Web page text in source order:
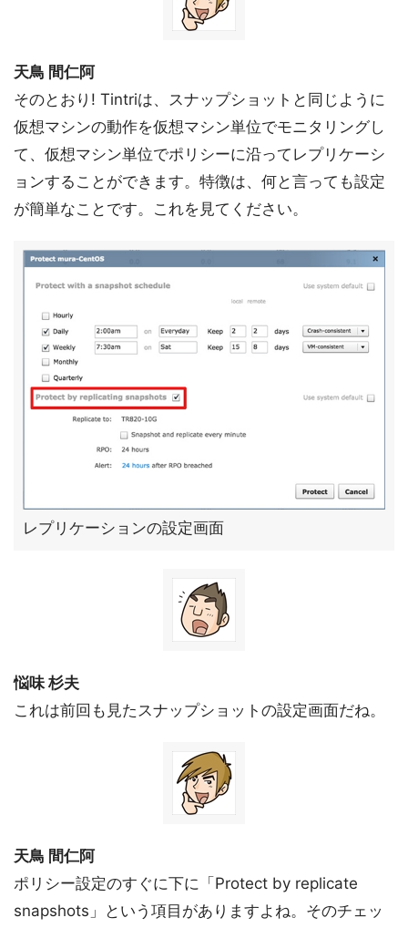
天鳥 間仁阿
そのとおり! Tintriは、スナップショットと同じように
仮想マシンの動作を仮想マシン単位でモニタリングし
て、仮想マシン単位でポリシーに沿ってレプリケーシ
ョンすることができます。特徴は、何と言っても設定
が簡単なことです。これを見てください。
レプリケーションの設定画面
悩味 杉夫
これは前回も見たスナップショットの設定画面だね。
天鳥 間仁阿
ポリシー設定のすぐに下に「Protect by replicate
snapshots」という項目がありますよね。そのチェッ